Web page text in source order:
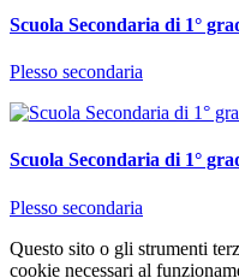
Scuola Secondaria di 1°
Plesso secondaria
Scuola Secondaria di 1°
Plesso secondaria
Questo sito o gli strumenti
cookie necessari al